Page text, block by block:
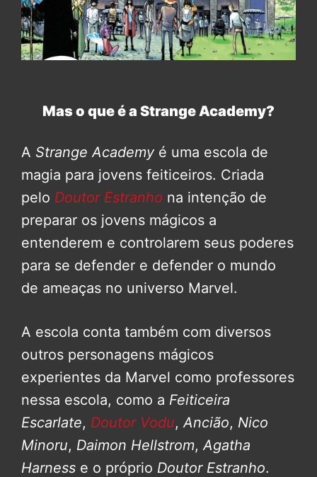
Mas o que é a Strange Academy?
A Strange Academy é uma escola de
magia para jovens feiticeiros. Criada
pelo Doutor Estranho na intenção de
preparar os jovens mágicos a
entenderem e controlarem seus poderes
para se defender e defender o mundo
de ameaças no universo Marvel.
A escola conta também com diversos
outros personagens mágicos
experientes da Marvel como professores
nessa escola, como a Feiticeira
Escarlate, Doutor Vodu, Ancião, Nico
Minoru, Daimon Hellstrom, Agatha
Harness e o próprio Doutor Estranho.